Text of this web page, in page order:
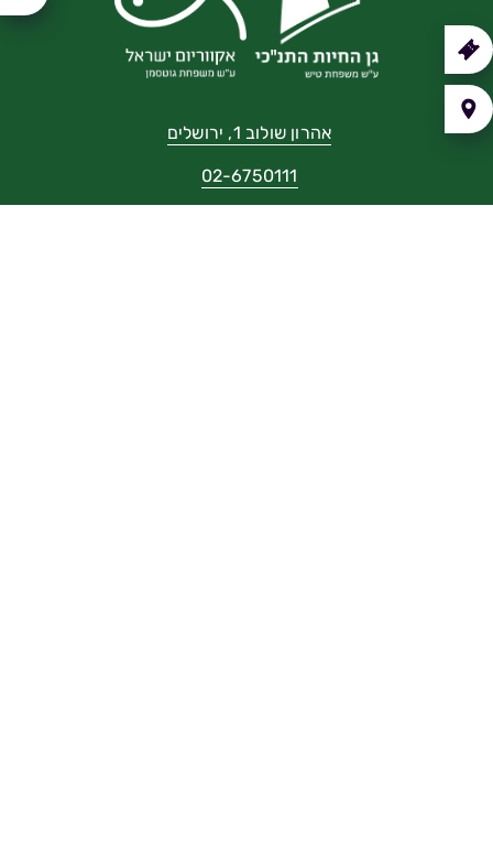
אהרון שולוב 1, ירושלים
02-6750111
קנה
איך